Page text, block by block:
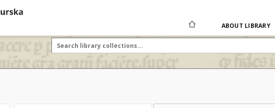
ABOUT LIBRARY